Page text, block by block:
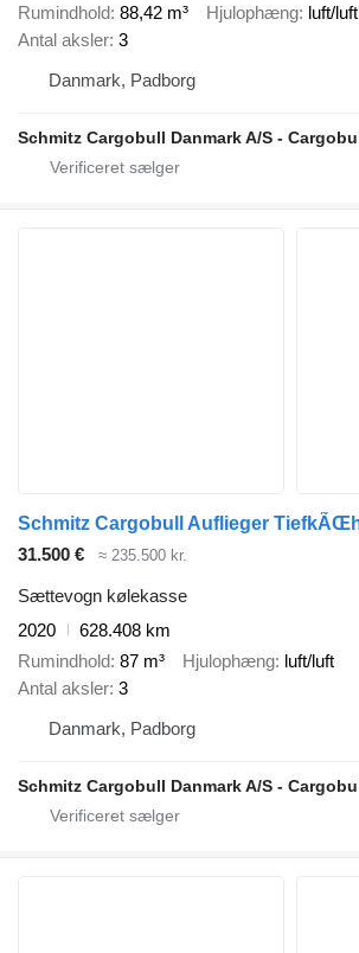
Rumindhold 88,42 m³ Hjulophæng luft/luft
Antal aksler 3
Danmark, Padborg
31.500 € ≈ 235.500 kr.
Sættevogn kølekasse
2020
628.408 km
Rumindhold 87 m³ Hjulophæng luft/luft
Antal aksler 3
Danmark, Padborg